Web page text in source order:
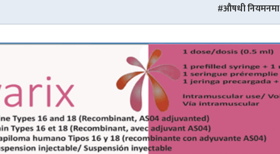
औषधी नियमनमा संरचनागत सुधार :